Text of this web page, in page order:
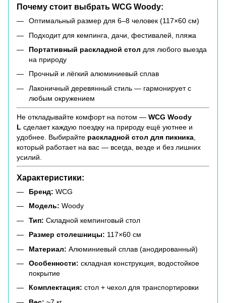
Почему стоит выбрать WCG Woody:
Оптимальный размер для 6–8 человек (117×60 см)
Подходит для кемпинга, дачи, фестивалей, пляжа
Портативный раскладной стол для любого выезда
на природу
Прочный и лёгкий алюминиевый сплав
Лаконичный деревянный стиль — гармонирует с
любым окружением
Не откладывайте комфорт на потом — WCG Woody
L сделает каждую поездку на природу ещё уютнее и
удобнее. Выбирайте раскладной стол для пикника
который работает на вас — всегда, везде и без лишних
усилий.
Характеристики:
Бренд: WCG
Модель: Woody
Тип: Складной кемпинговый стол
Размер столешницы: 117×60 см
Материал: Алюминиевый сплав (анодированный)
Особенности: складная конструкция, водостойкое
покрытие
Комплектация: стол + чехол для транспортировки